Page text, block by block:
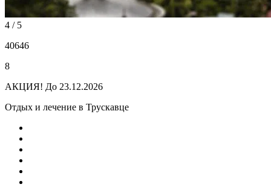
4 / 5
40646
8
АКЦИЯ! До 23.12.2026
Отдых и лечение в Трускавце